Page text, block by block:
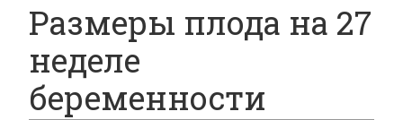
Размеры плода на 27
неделе
беременности